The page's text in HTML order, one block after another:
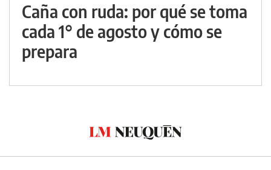
Caña con ruda: por qué se toma
cada 1° de agosto y cómo se
prepara